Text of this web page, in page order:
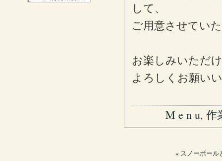
して、
ご用意させてい
お楽しみいただ
よろしくお願い
M e n u, 作
« スノーボール